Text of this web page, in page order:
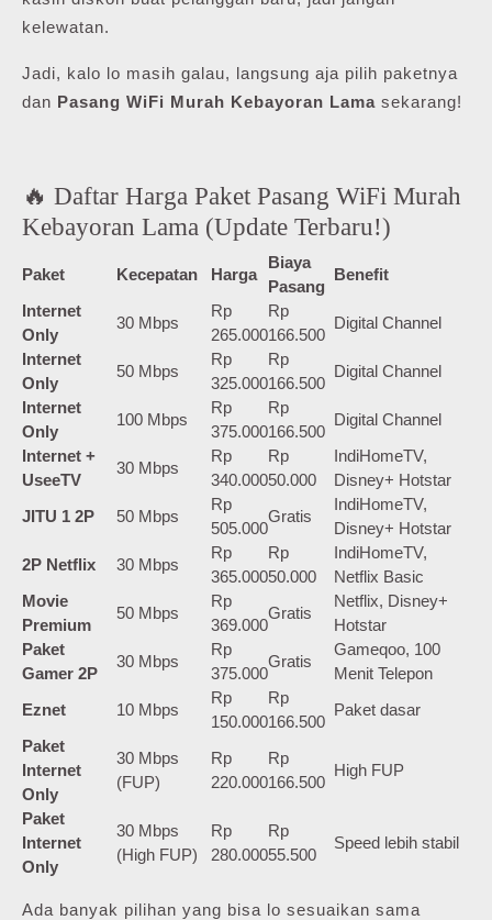
kelewatan.
Jadi, kalo lo masih galau, langsung aja pilih paketnya
dan Pasang WiFi Murah Kebayoran Lama sekarang!
🔥 Daftar Harga Paket Pasang WiFi Murah
Kebayoran Lama (Update Terbaru!)
Paket Kecepatan Harga
Biaya
Pasang
Benefit
Internet
Only
30 Mbps
Rp
265.000
Rp
166.500
Digital Channel
Internet
Only
50 Mbps
Rp
325.000
Rp
166.500
Digital Channel
Internet
Only
100 Mbps
Rp
375.000
Rp
166.500
Digital Channel
Internet +
UseeTV
30 Mbps
Rp
340.000
Rp
50.000
IndiHomeTV,
Disney+ Hotstar
JITU 1 2P
50 Mbps
Rp
505.000
Gratis
IndiHomeTV,
Disney+ Hotstar
2P Netflix
30 Mbps
Rp
365.000
Rp
50.000
IndiHomeTV,
Netflix Basic
Movie
Premium
50 Mbps
Rp
369.000
Gratis
Netflix, Disney+
Hotstar
Paket
Gamer 2P
30 Mbps
Rp
375.000
Gratis
Gameqoo, 100
Menit Telepon
Eznet
10 Mbps
Rp
150.000
Rp
166.500
Paket dasar
Paket
Internet
Only
30 Mbps
(FUP)
Rp
220.000
Rp
166.500
High FUP
Paket
Internet
Only
30 Mbps
(High FUP)
Rp
280.000
Rp
55.500
Speed lebih stabil
Ada banyak pilihan yang bisa lo sesuaikan sama